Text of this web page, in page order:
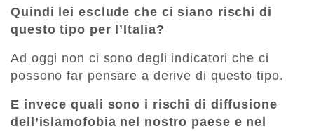
Quindi lei esclude che ci siano rischi di
questo tipo per l’Italia?
Ad oggi non ci sono degli indicatori che ci
possono far pensare a derive di questo tipo.
E invece quali sono i rischi di diffusione
dell’islamofobia nel nostro paese e nel